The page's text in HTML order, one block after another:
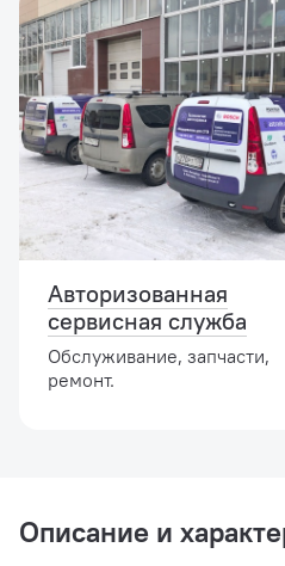
Авторизованная
сервисная служба
Обслуживание, запчасти,
ремонт.
Описание и